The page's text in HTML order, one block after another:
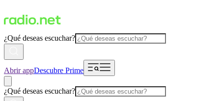
¿Qué deseas escuchar?
Abrir appDescubre Prime
¿Qué deseas escuchar?